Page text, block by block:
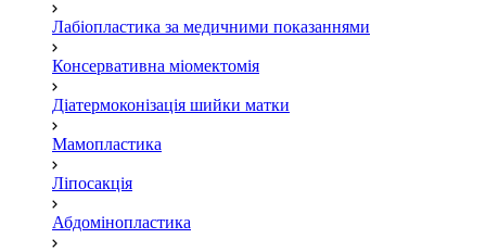
Лабіопластика за медичними показаннями
Консервативна міомектомія
Діатермоконізація шийки матки
Мамопластика
Ліпосакція
Абдомінопластика